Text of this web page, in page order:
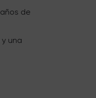
de
una